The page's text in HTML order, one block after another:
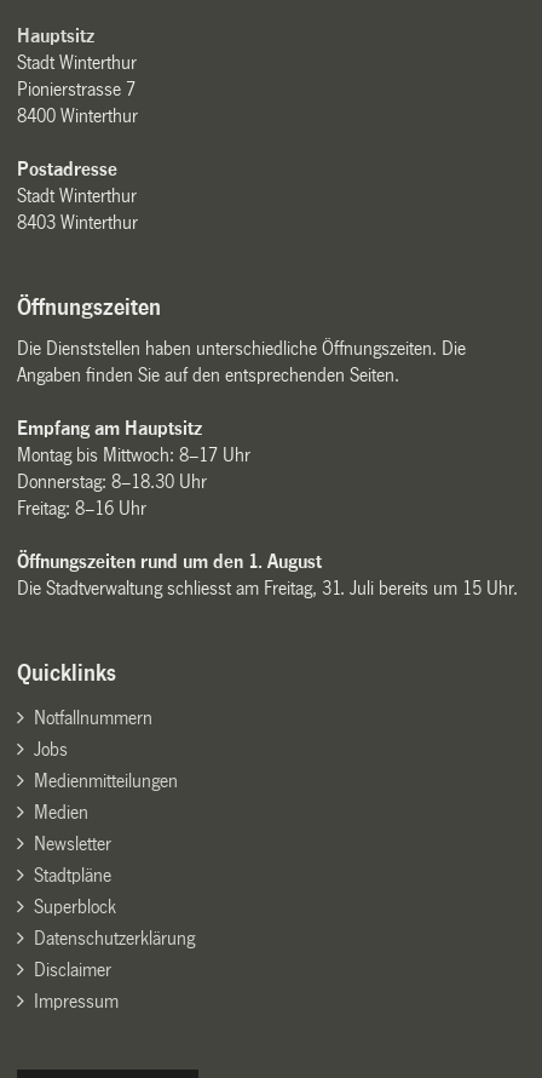
Hauptsitz
Stadt Winterthur
Pionierstrasse 7
8400 Winterthur
Postadresse
Stadt Winterthur
8403 Winterthur
Öffnungszeiten
Die Dienststellen haben unterschiedliche Öffnungszeiten. Die
Angaben finden Sie auf den entsprechenden Seiten.
Empfang am Hauptsitz
Montag bis Mittwoch: 8–17 Uhr
Donnerstag: 8–18.30 Uhr
Freitag: 8–16 Uhr
Öffnungszeiten rund um den 1. August
Die Stadtverwaltung schliesst am Freitag, 31. Juli bereits um 15 Uhr.
Quicklinks
Notfallnummern
Jobs
Medienmitteilungen
Medien
Newsletter
Stadtpläne
Superblock
Datenschutzerklärung
Disclaimer
Impressum